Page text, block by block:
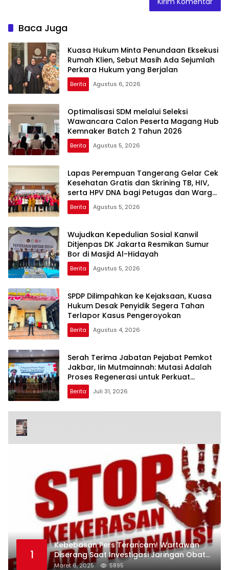
Baca Juga
Kuasa Hukum Minta Penundaan Eksekusi
Rumah Klien, Sebut Masih Ada Sejumlah
Perkara Hukum yang Berjalan
Berita Agustus 6, 2026
Optimalisasi SDM melalui Seleksi
Wawancara Calon Peserta Magang Hub
Kemnaker Batch 2 Tahun 2026
Berita Agustus 5, 2026
Lapas Perempuan Tangerang Gelar Cek
Kesehatan Gratis dan Skrining TB, HIV,
serta HPV DNA bagi Petugas dan Warga
Binaan
Berita Agustus 5, 2026
Wujudkan Kepedulian Sosial Kanwil
Ditjenpas DK Jakarta Resmikan Sumur
Bor di Masjid Al-Hidayah
Berita Agustus 5, 2026
SPDP Dilimpahkan ke Kejaksaan, Kuasa
Hukum Desak Penyidik Segera Tahan
Terlapor Kasus Pengeroyokan
Berita Agustus 4, 2026
Serah Terima Jabatan Pejabat Pemkot
Jakbar, Iin Mutmainnah: Mutasi Adalah
Proses Regenerasi untuk Perkuat
Pelayanan Publik
Berita Juli 31, 2026
1
Kebebasan Pers Terancam! Wartawan
Diserang Saat Investigasi Jaringan Obat
Terlarang
Maret 6, 2025 5895